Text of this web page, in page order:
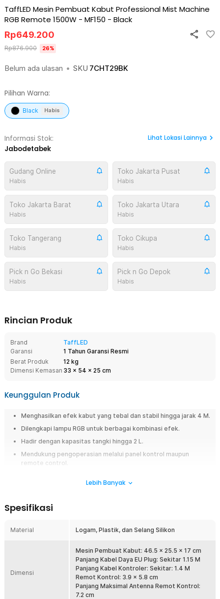
TaffLED Mesin Pembuat Kabut Professional Mist Machine
RGB Remote 1500W - MF150 - Black
Belum ada ulasan • SKU 7CHT29BK
Rp649.200
Rp876.900 26%
Pilihan Warna:
Black Habis
Informasi Stok:
Jabodetabek
Lihat Lokasi Lainnya
Gudang Online
Habis
Toko Jakarta Pusat
Habis
Toko Jakarta Barat
Habis
Toko Jakarta Utara
Habis
Toko Tangerang
Habis
Toko Cikupa
Habis
Pick n Go Bekasi
Habis
Pick n Go Depok
Habis
Rincian Produk
Brand
TaffLED
Garansi
1 Tahun Garansi Resmi
Berat Produk
12 kg
Dimensi Kemasan 33 x 54 x 25 cm
Keunggulan Produk
Menghasilkan efek kabut yang tebal dan stabil hingga jarak 4 M.
Dilengkapi lampu RGB untuk berbagai kombinasi efek.
Hadir dengan kapasitas tangki hingga 2 L.
Mendukung pengoperasian melalui panel kontrol maupun
remote control.
menggunakan mesin pembuat kabut dari TaffLED. Dirancang khusus
untuk melengkapi dekorasi berbagai acara, mesin ini dapat
adanya lampu RGB untuk memberikan efek dramatis yang indah.
Jarak Jangkau hingga 4 M
Hadir sebagai pelengkap untuk memeriahkan berbagai acara,
produk TaffLED dapat menghasilkan kabut yang tebal dan stabil.
Mesin pembuat kabut ini dapat menyemprotkan kabut dengan jarak
Lebih Banyak
Spesifikasi
Material Logam, Plastik, dan Selang Silikon
Dimensi
Mesin Pembuat Kabut: 46.5 x 25.5 x 17 cm
Panjang Kabel Daya EU Plug: Sekitar 1.15 M
Panjang Kabel Kontroler: Sekitar: 1.4 M
Remot Kontrol: 3.9 x 5.8 cm
Panjang Maksimal Antenna Remot Kontrol:
7.2 cm